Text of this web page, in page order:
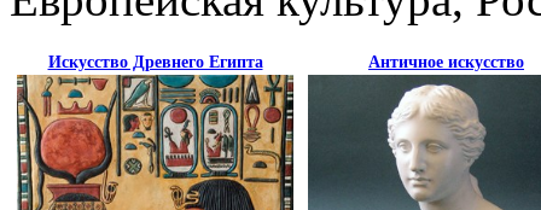
Искусство Древнего Египта Античное искусство